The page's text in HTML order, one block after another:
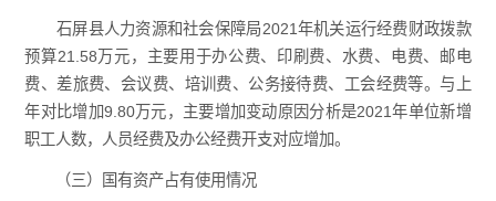
石屏县人力资源和社会保障局2021年机关运行经费财政拨款
预算21.58万元，主要用于办公费、印刷费、水费、电费、邮电
费、差旅费、会议费、培训费、公务接待费、工会经费等。与上
年对比增加9.80万元，主要增加变动原因分析是2021年单位新增
职工人数，人员经费及办公经费开支对应增加。
（三）国有资产占有使用情况